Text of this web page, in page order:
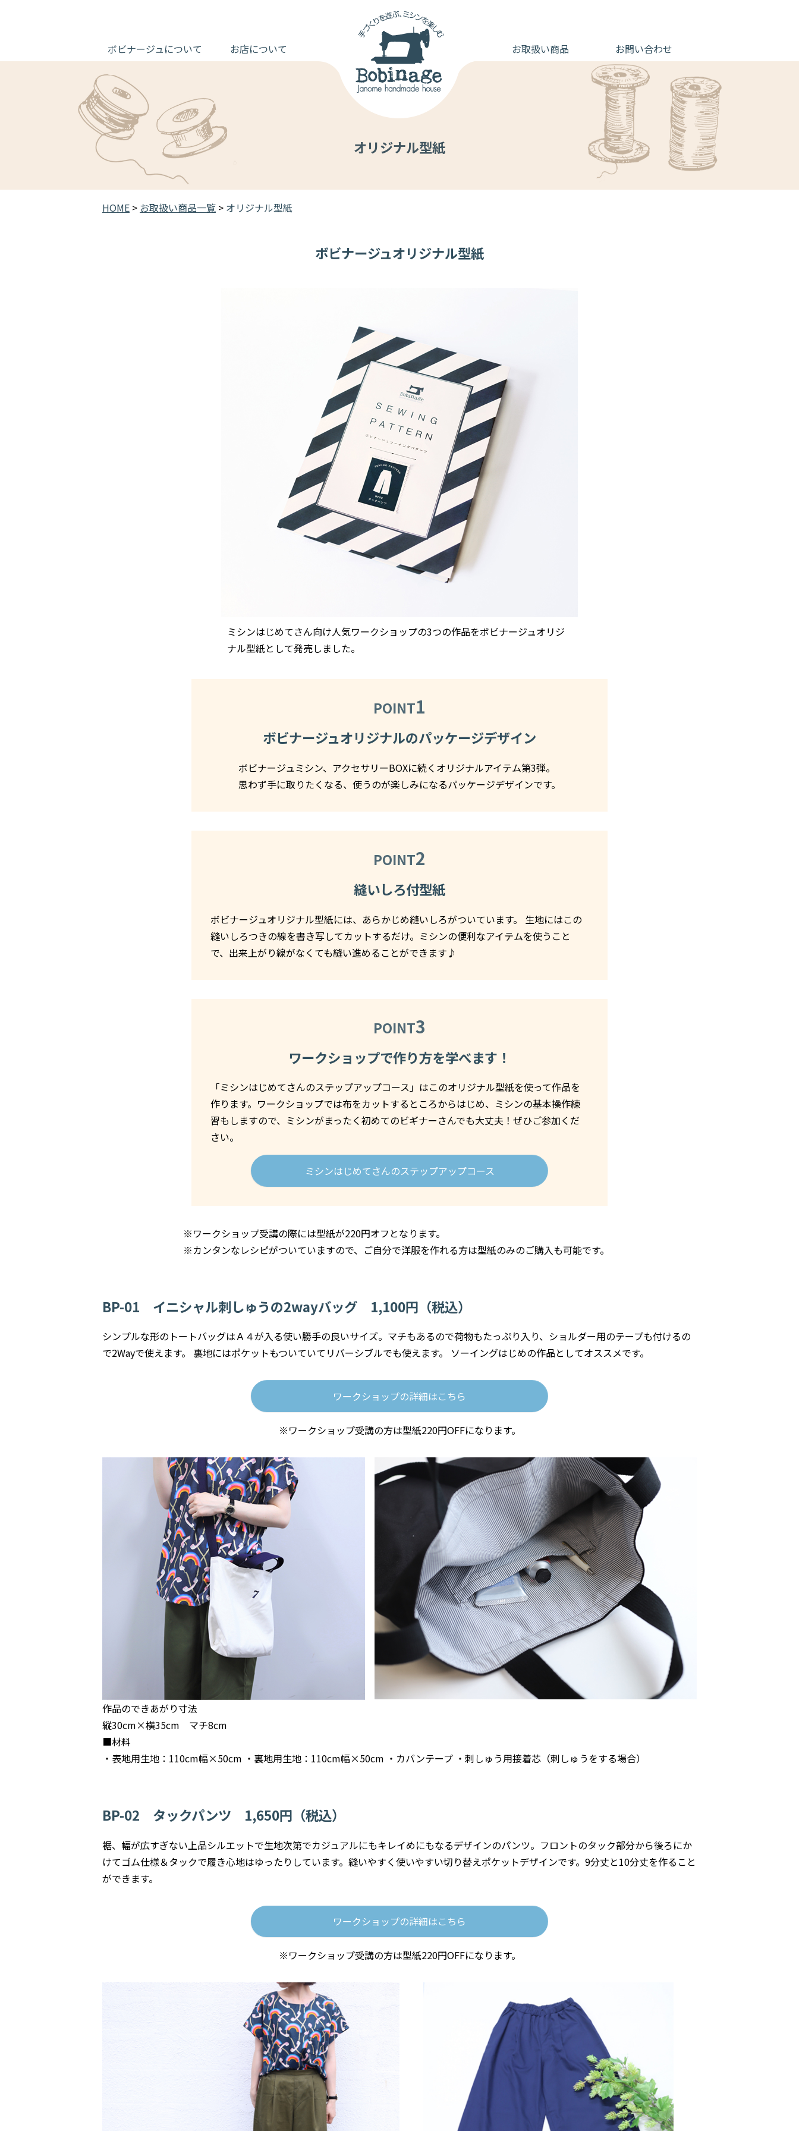
ボビナージュについて お店について お取扱い商品 お問い合わせ
オリジナル型紙
HOME > お取扱い商品一覧 > オリジナル型紙
ボビナージュオリジナル型紙
ミシンはじめてさん向け人気ワークショップの3つの作品をボビナージュオリジ
ナル型紙として発売しました。
POINT1
ボビナージュオリジナルのパッケージデザイン
ボビナージュミシン、アクセサリーBOXに続くオリジナルアイテム第3弾。
思わず手に取りたくなる、使うのが楽しみになるパッケージデザインです。
POINT2
縫いしろ付型紙
ボビナージュオリジナル型紙には、あらかじめ縫いしろがついています。 生地にはこの
縫いしろつきの線を書き写してカットするだけ。ミシンの便利なアイテムを使うこと
で、出来上がり線がなくても縫い進めることができます♪
POINT3
ワークショップで作り方を学べます！
「ミシンはじめてさんのステップアップコース」はこのオリジナル型紙を使って作品を
作ります。ワークショップでは布をカットするところからはじめ、ミシンの基本操作練
習もしますので、ミシンがまったく初めてのビギナーさんでも大丈夫！ぜひご参加くだ
さい。
ミシンはじめてさんのステップアップコース
※ワークショップ受講の際には型紙が220円オフとなります。
※カンタンなレシピがついていますので、ご自分で洋服を作れる方は型紙のみのご購入も可能です。
BP-01 イニシャル刺しゅうの2wayバッグ 1,100円（税込）
シンプルな形のトートバッグはＡ４が入る使い勝手の良いサイズ。マチもあるので荷物もたっぷり入り、ショルダー用のテープも付けるの
で2Wayで使えます。 裏地にはポケットもついていてリバーシブルでも使えます。 ソーイングはじめの作品としてオススメです。
ワークショップの詳細はこちら
※ワークショップ受講の方は型紙220円OFFになります。
作品のできあがり寸法
縦30cm×横35cm マチ8cm
■材料
・表地用生地：110cm幅×50cm ・裏地用生地：110cm幅×50cm ・カバンテープ ・刺しゅう用接着芯（刺しゅうをする場合）
BP-02 タックパンツ 1,650円（税込）
裾、幅が広すぎない上品シルエットで生地次第でカジュアルにもキレイめにもなるデザインのパンツ。フロントのタック部分から後ろにか
けてゴム仕様＆タックで履き心地はゆったりしています。縫いやすく使いやすい切り替えポケットデザインです。9分丈と10分丈を作ること
ができます。
ワークショップの詳細はこちら
※ワークショップ受講の方は型紙220円OFFになります。